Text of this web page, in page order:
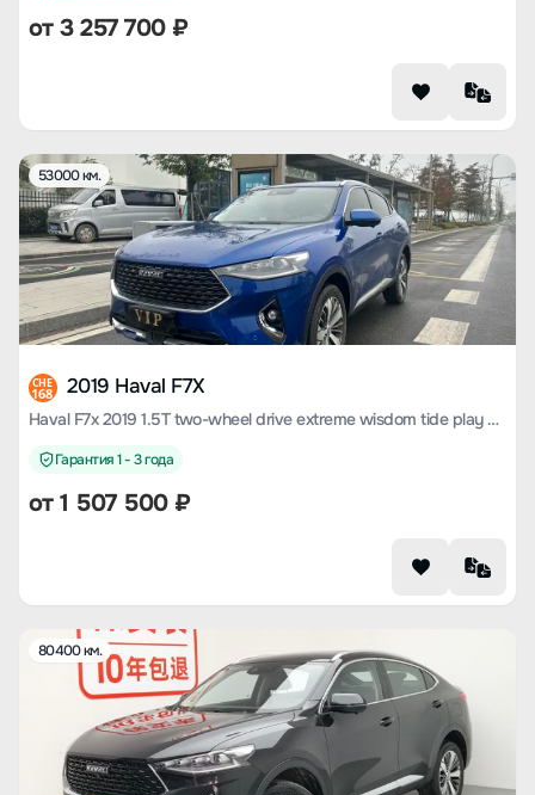
от3 257 700₽
53000 км.
CHE
168 2019 Haval F7X
Haval F7x 2019 1.5T two-wheel drive extreme wisdom tide play edition lite
Гарантия 1 - 3 года
от1 507 500₽
80400 км.